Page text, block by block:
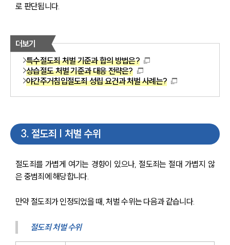
로 판단됩니다.
더보기
특수절도죄 처벌 기준과 합의 방법은?
상습절도 처벌 기준과 대응 전략은?
야간주거침입절도죄 성립 요건과 처벌 사례는?
3. 절도죄 | 처벌 수위
절도죄를 가볍게 여기는 경향이 있으나, 절도죄는 절대 가볍지 않
은 중범죄에 해당합니다.
만약 절도죄가 인정되었을 때, 처벌 수위는 다음과 같습니다.
절도죄 처벌 수위